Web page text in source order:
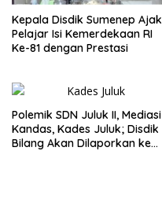
Kepala Disdik Sumenep Ajak
Pelajar Isi Kemerdekaan RI
Ke-81 dengan Prestasi
Polemik SDN Juluk II, Mediasi
Kandas, Kades Juluk; Disdik
Bilang Akan Dilaporkan ke